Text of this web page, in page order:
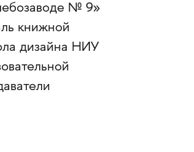
№ 9»
книжной
дизайна НИУ